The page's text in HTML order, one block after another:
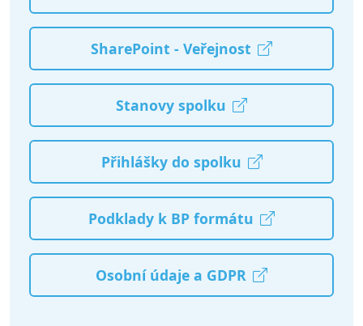
SharePoint - Veřejnost
Stanovy spolku
Přihlášky do spolku
Podklady k BP formátu
Osobní údaje a GDPR